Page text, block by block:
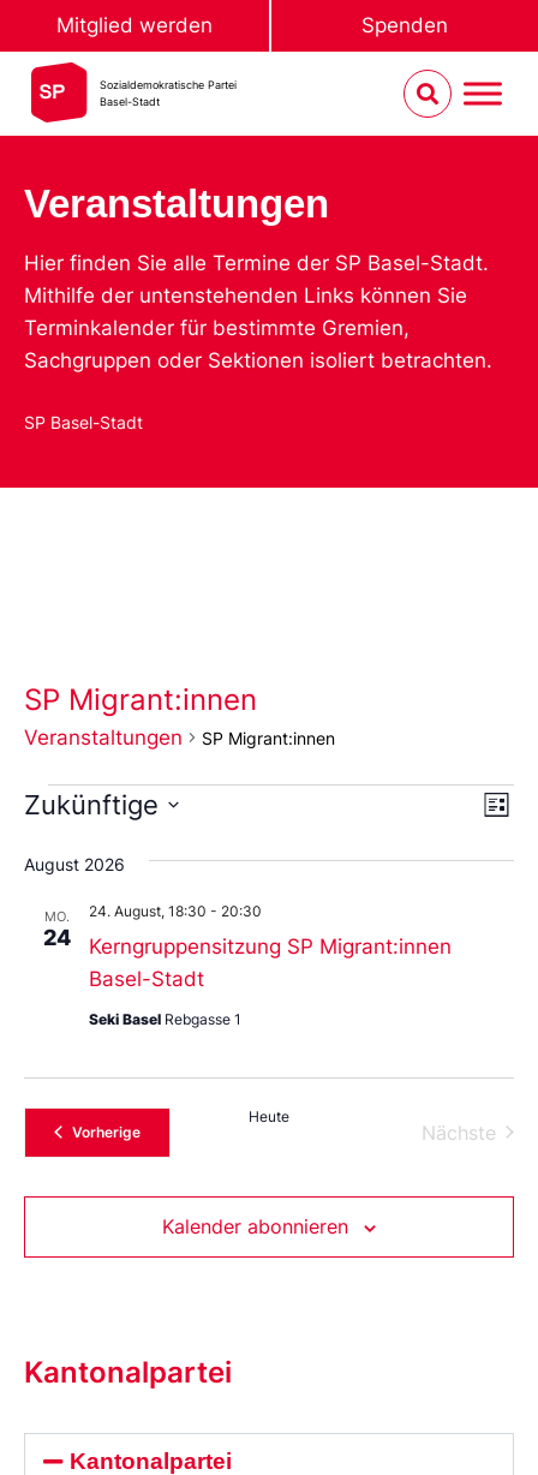
Mitglied werden Spenden
Sozialdemokratische Partei
Basel-Stadt
Veranstaltungen
Hier finden Sie alle Termine der SP Basel-Stadt.
Mithilfe der untenstehenden Links können Sie
Terminkalender für bestimmte Gremien,
Sachgruppen oder Sektionen isoliert betrachten.
SP Basel-Stadt
SP Migrant:innen
Veranstaltungen SP Migrant:innen
Liste
Zukünftige
Sie
das
aus.
August 2026
MO.
24
Kerngruppensitzung SP Migrant:innen
Basel-Stadt
24. August, 18:30 - 20:30
Seki Basel Rebgasse 1
VorherigeVeranstaltungen
Heute
Nächste
Kalender abonnieren
Kantonalpartei
Kantonalpartei